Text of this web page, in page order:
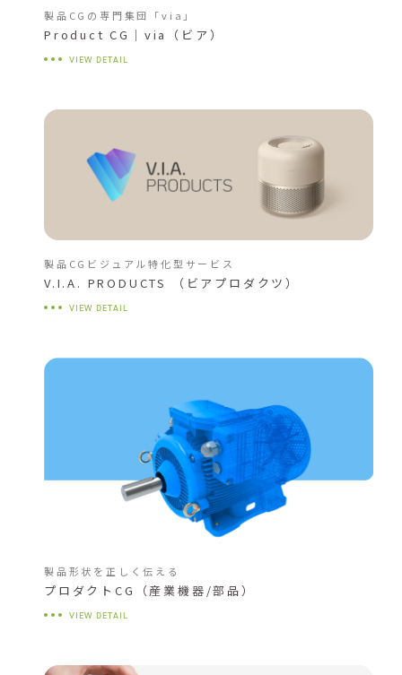
製品CGの専門集団「via」
Product CG｜via（ビア）
VIEW DETAIL
製品CGビジュアル特化型サービス
V.I.A. PRODUCTS （ビアプロダクツ）
VIEW DETAIL
製品形状を正しく伝える
プロダクトCG（産業機器/部品）
VIEW DETAIL